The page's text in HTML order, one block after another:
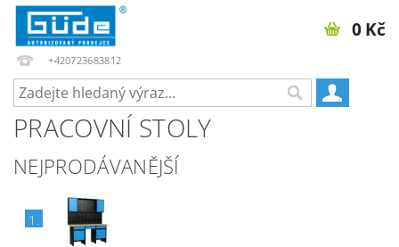
+420723683812
0 Kč
PRACOVNÍ STOLY
NEJPRODÁVANĚJŠÍ
1.